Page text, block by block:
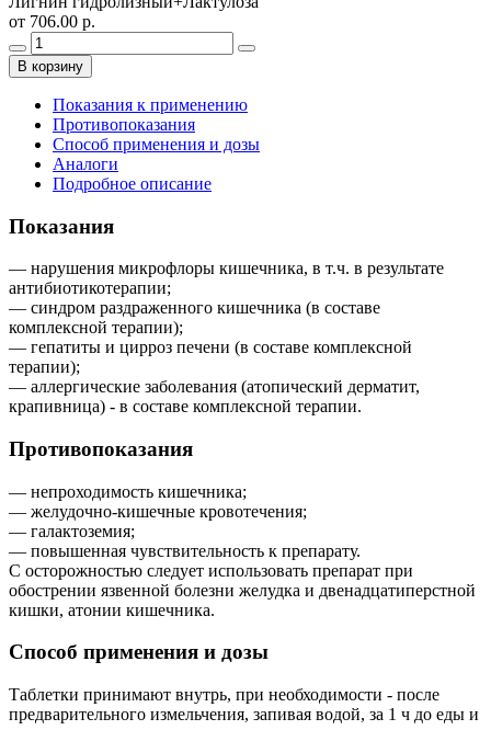
от 706.00 р.
В корзину
Показания к применению
Противопоказания
Способ применения и дозы
Аналоги
Подробное описание
Показания
— нарушения микрофлоры кишечника, в т.ч. в результате
антибиотикотерапии;
— синдром раздраженного кишечника (в составе
комплексной терапии);
— гепатиты и цирроз печени (в составе комплексной
терапии);
— аллергические заболевания (атопический дерматит,
крапивница) - в составе комплексной терапии.
Противопоказания
— непроходимость кишечника;
— желудочно-кишечные кровотечения;
— галактоземия;
— повышенная чувствительность к препарату.
С осторожностью следует использовать препарат при
обострении язвенной болезни желудка и двенадцатиперстной
кишки, атонии кишечника.
Способ применения и дозы
Таблетки принимают внутрь, при необходимости - после
предварительного измельчения, запивая водой, за 1 ч до еды и